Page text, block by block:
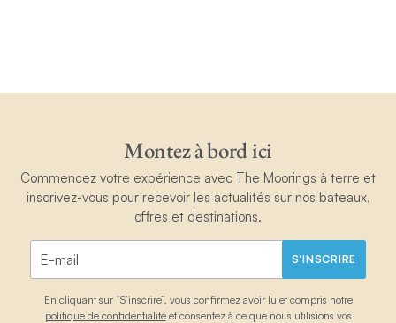
Montez à bord ici
Commencez votre expérience avec The Moorings à terre et
inscrivez-vous pour recevoir les actualités sur nos bateaux,
offres et destinations.
S'INSCRIRE
En cliquant sur “S’inscrire”, vous confirmez avoir lu et compris notre
politique de confidentialitéet consentez à ce que nous utilisions vos